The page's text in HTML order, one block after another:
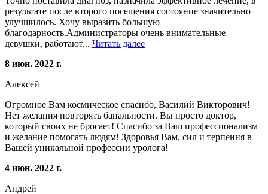
результате после второго посещения состояние значительно
улучшилось. Хочу выразить большую
благодарность.Администраторы очень внимательные
девушки, работают... Читать далее
8 июн. 2022 г.
Алексей
Огромное Вам космическое спасибо, Василий Викторович!
Нет желания повторять банальности. Вы просто доктор,
который своих не бросает! Спасибо за Ваш профессионализм
и желание помогать людям! Здоровья Вам, сил и терпения в
Вашей уникальной профессии уролога!
4 июн. 2022 г.
Андрей